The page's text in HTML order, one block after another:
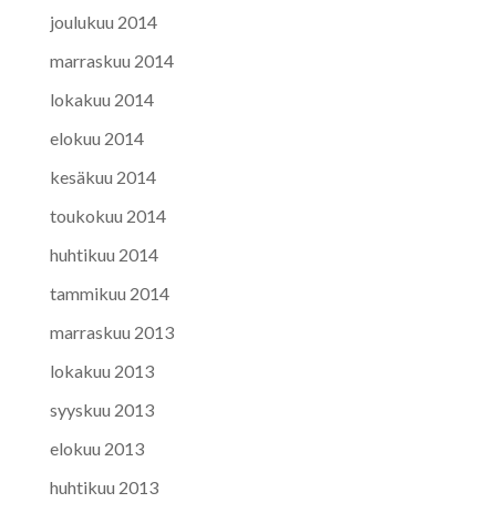
joulukuu 2014
marraskuu 2014
lokakuu 2014
elokuu 2014
kesäkuu 2014
toukokuu 2014
huhtikuu 2014
tammikuu 2014
marraskuu 2013
lokakuu 2013
syyskuu 2013
elokuu 2013
huhtikuu 2013